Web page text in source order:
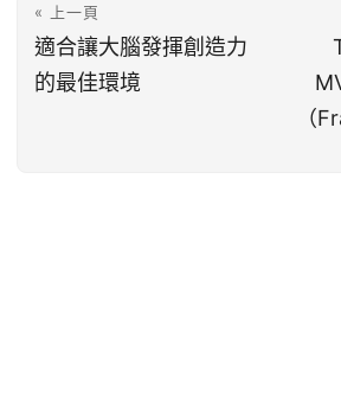
« 上一頁
適合讓大腦發揮創造力
的最佳環境
（